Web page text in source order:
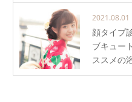
2021.08.01
顔タイプ
ブキュー
ススメの